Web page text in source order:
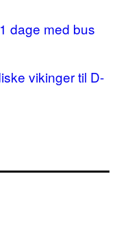
dage med bus
vikinger til D-